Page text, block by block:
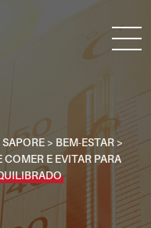
> BEM-ESTAR>
E EVITAR PARA